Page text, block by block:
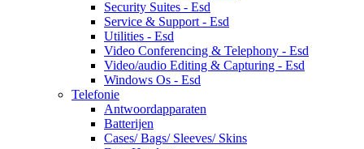
Security Suites - Esd
Service & Support - Esd
Utilities - Esd
Video Conferencing & Telephony - Esd
Video/audio Editing & Capturing - Esd
Windows Os - Esd
Telefonie
Antwoordapparaten
Batterijen
Cases/ Bags/ Sleeves/ Skins